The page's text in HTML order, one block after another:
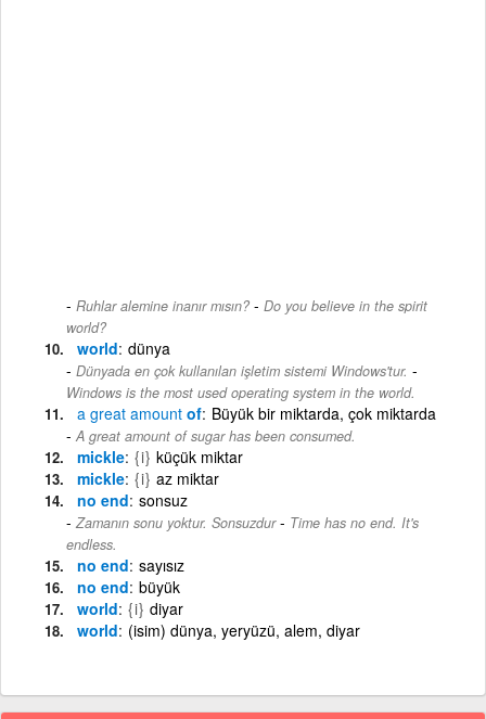
Ruhlar alemine inanır mısın? - Do you believe in the spirit
world?
world dünya
Dünyada en çok kullanılan işletim sistemi Windows'tur. -
Windows is the most used operating system in the world.
a great amount of Büyük bir miktarda, çok miktarda
A great amount of sugar has been consumed.
mickle {i} küçük miktar
mickle {i} az miktar
no end sonsuz
Zamanın sonu yoktur. Sonsuzdur- Time has no end. It's
endless.
no end sayısız
no end büyük
world {i} diyar
world (isim) dünya, yeryüzü, alem, diyar